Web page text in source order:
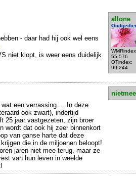
allone
55.576
OTindex:
99.244
- daar had hij ook wel eens
niet klopt, is weer eens duidelijk
een verrassing.... In deze
ook zwart), indertijd
25 jaar vastgezeten, zijn broer
wordt dat ook hij zeer binnenkort
van ganse harte dat deze
die in de miljoenen beloopt!
jaren niet mee terug, maar ze
van hun leven in weelde